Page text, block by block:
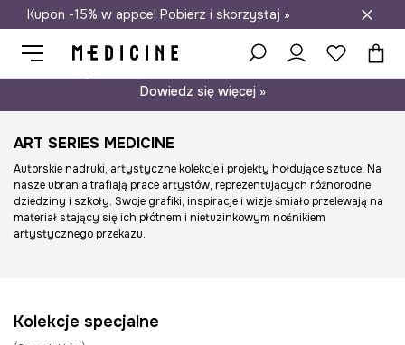
Darmowa dostawa do salonów
Kupon -15% w appce! Pobierz i skorzystaj »
Dowiedz się więcej »
ART SERIES MEDICINE
Autorskie nadruki, artystyczne kolekcje i projekty hołdujące sztuce! Na
nasze ubrania trafiają prace artystów, reprezentujących różnorodne
dziedziny i szkoły. Swoje grafiki, inspiracje i wizje śmiało przelewają na
materiał stający się ich płótnem i nietuzinkowym nośnikiem
artystycznego przekazu.
Kolekcje specjalne